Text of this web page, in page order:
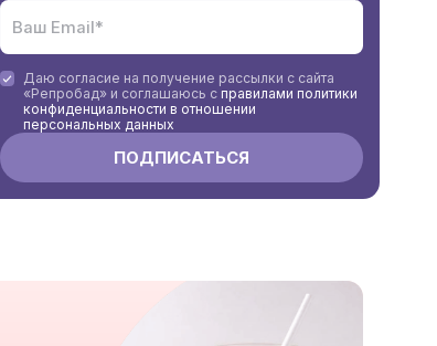
Даю согласие на получение рассылки с сайта
«Репробад» и соглашаюсь с правилами политики
конфиденциальности в отношении
персональных данных